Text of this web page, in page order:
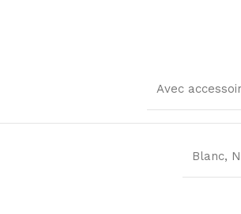
Avec
Blanc,